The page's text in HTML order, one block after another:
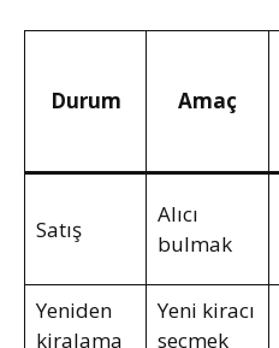
Durum Amaç
Satış
Alıcı
bulmak
Yeniden
kiralama
Yeni kiracı
seçmek